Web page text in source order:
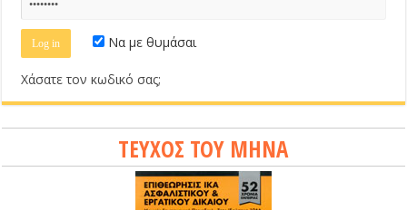
Να με θυμάσαι
Χάσατε τον κωδικό σας;
ΤΕΥΧΟΣ ΤΟΥ ΜΗΝΑ